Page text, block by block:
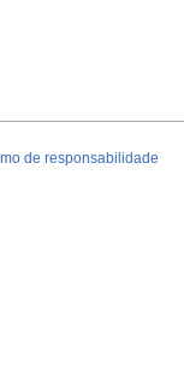
de responsabilidade